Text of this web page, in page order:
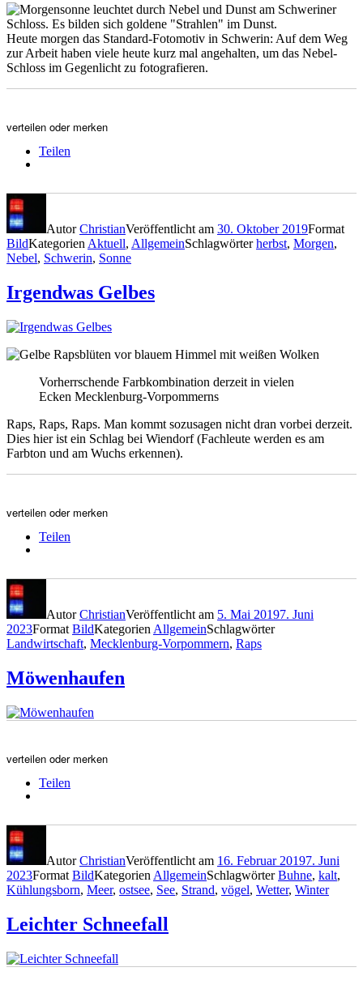
Heute morgen das Standard-Fotomotiv in Schwerin: Auf dem Weg
zur Arbeit haben viele heute kurz mal angehalten, um das Nebel-
Schloss im Gegenlicht zu fotografieren.
verteilen oder merken
Teilen
AutorChristianVeröffentlicht am 30. Oktober 2019Format
BildKategorien Aktuell, AllgemeinSchlagwörterherbst, Morgen,
Nebel, Schwerin, Sonne
Irgendwas Gelbes
Vorherrschende Farbkombination derzeit in vielen
Ecken Mecklenburg-Vorpommerns
Raps, Raps, Raps. Man kommt sozusagen nicht dran vorbei derzeit.
Dies hier ist ein Schlag bei Wiendorf (Fachleute werden es am
Farbton und am Wuchs erkennen).
verteilen oder merken
Teilen
AutorChristianVeröffentlicht am 5. Mai 20197. Juni
2023Format BildKategorien AllgemeinSchlagwörter
Landwirtschaft, Mecklenburg-Vorpommern, Raps
Möwenhaufen
verteilen oder merken
Teilen
AutorChristianVeröffentlicht am 16. Februar 20197. Juni
2023Format BildKategorien AllgemeinSchlagwörterBuhne, kalt,
Kühlungsborn, Meer, ostsee, See, Strand, vögel, Wetter, Winter
Leichter Schneefall